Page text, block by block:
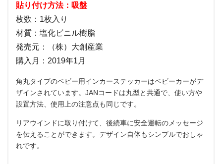
貼り付け方法：吸盤
枚数：1枚入り
材質：塩化ビニル樹脂
発売元：（株）大創産業
購入月：2019年1月
角丸タイプのベビー用インカーステッカーはベビーカーがデ
ザインされています。JANコードは丸型と共通で、使い方や
設置方法、使用上の注意点も同じです。
リアウインドに取り付けて、後続車に安全運転のメッセージ
を伝えることができます。デザイン自体もシンプルでおしゃ
れです。